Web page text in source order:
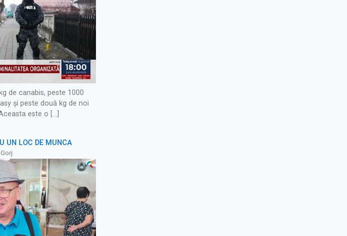
de canabis, peste 1000
și peste două kg de noi
este o […]
UN LOC DE MUNCĂ